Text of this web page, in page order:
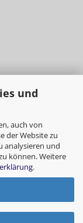
und
auch von
der Website zu
analysieren und
können. Weitere
.